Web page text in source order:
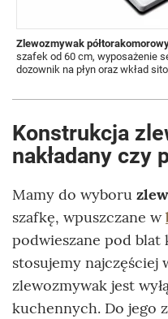
Zlewozmywak
szafek od 60 cm, wyposażenie
dozownik na płyn oraz wkład
Konstrukcja
nakładany czy
Mamy do wyboru
szafkę, wpuszczane w
podwieszane pod blat
stosujemy najczęściej
zlewozmywak jest
kuchennych. Do jego